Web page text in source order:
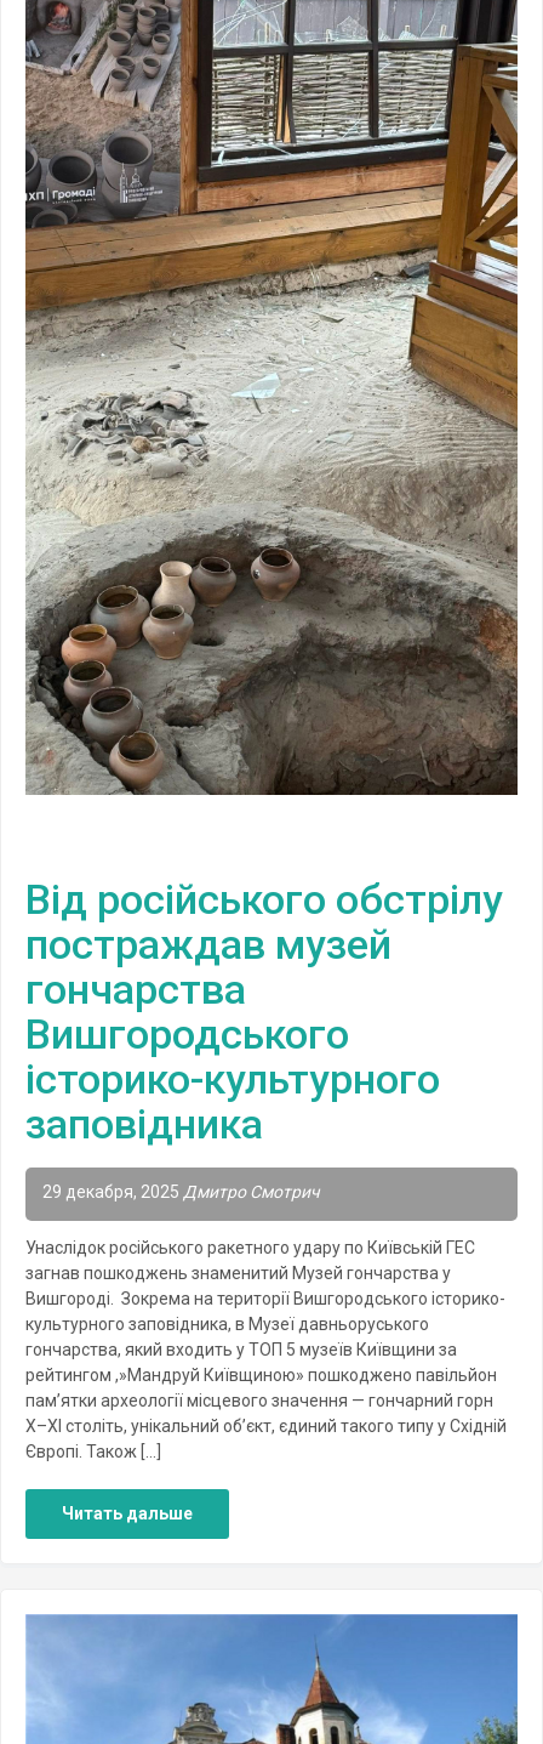
Від російського обстрілу
постраждав музей
гончарства
Вишгородського
історико-культурного
заповідника
29 декабря, 2025 Дмитро Смотрич
Унаслідок російського ракетного удару по Київській ГЕС
загнав пошкоджень знаменитий Музей гончарства у
Вишгороді. Зокрема на території Вишгородського історико-
культурного заповідника, в Музеї давньоруського
гончарства, який входить у ТОП 5 музеїв Київщини за
рейтингом ,»Мандруй Київщиною» пошкоджено павільйон
пам’ятки археології місцевого значення — гончарний горн
X–XI століть, унікальний об’єкт, єдиний такого типу у Східній
Європі. Також […]
Читать дальше